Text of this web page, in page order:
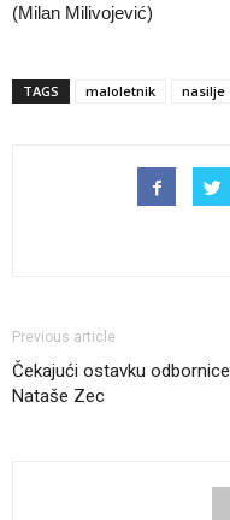
(Milan Milivojević)
TAGS maloletnik nasilje
Previous article
Čekajući ostavku odbornice
Nataše Zec